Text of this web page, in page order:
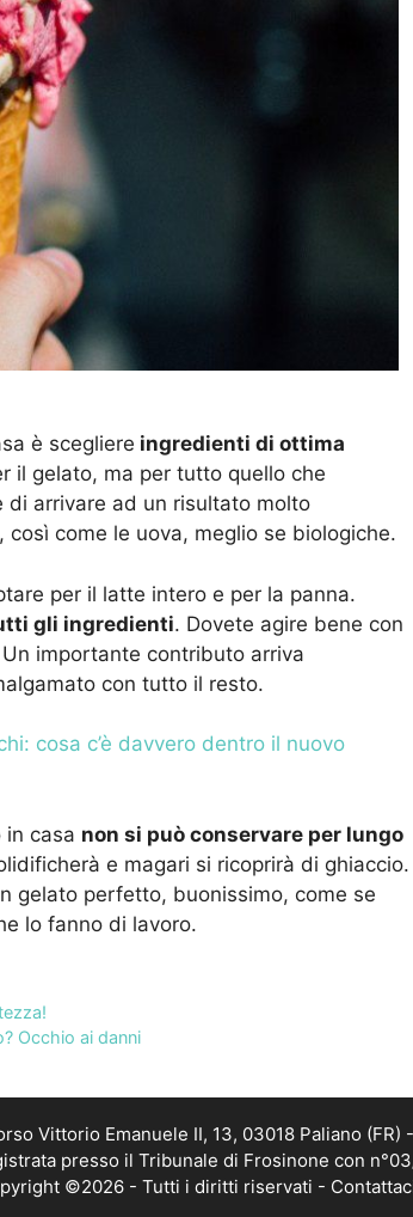
è scegliere ingredienti di ottima
il gelato, ma per tutto quello che
di arrivare ad un risultato molto
come le uova, meglio se biologiche.
per il latte intero e per la panna.
gli ingredienti. Dovete agire bene con
importante contributo arriva
con tutto il resto.
cosa c’è davvero dentro il nuovo
casa non si può conservare per lungo
e magari si ricoprirà di ghiaccio.
gelato perfetto, buonissimo, come se
lo fanno di lavoro.
Occhio ai danni
Vittorio Emanuele II, 13, 03018 Paliano
presso il Tribunale di Frosinone con
©2026 - Tutti i diritti riservati -